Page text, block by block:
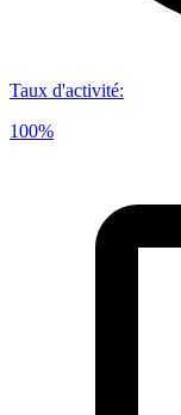
Taux d'activité:
100%